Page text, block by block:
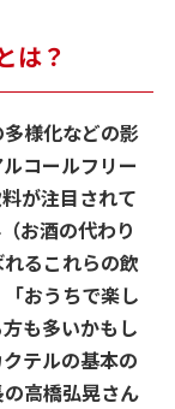
は？
様化などの影
コールフリー
が注目されて
お酒の代わり
るこれらの飲
おうちで楽し
も多いかもし
テルの基本の
の高橋弘晃さん